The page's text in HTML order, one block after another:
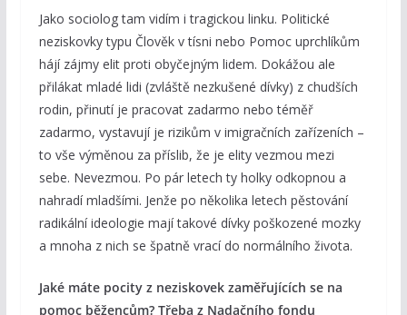
Jako sociolog tam vidím i tragickou linku. Politické
neziskovky typu Člověk v tísni nebo Pomoc uprchlíkům
hájí zájmy elit proti obyčejným lidem. Dokážou ale
přilákat mladé lidi (zvláště nezkušené dívky) z chudších
rodin, přinutí je pracovat zadarmo nebo téměř
zadarmo, vystavují je rizikům v imigračních zařízeních –
to vše výměnou za příslib, že je elity vezmou mezi
sebe. Nevezmou. Po pár letech ty holky odkopnou a
nahradí mladšími. Jenže po několika letech pěstování
radikální ideologie mají takové dívky poškozené mozky
a mnoha z nich se špatně vrací do normálního života.
Jaké máte pocity z neziskovek zaměřujících se na
pomoc běžencům? Třeba z Nadačního fondu